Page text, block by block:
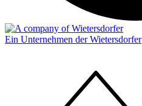
Ein Unternehmen der Wietersdorfer